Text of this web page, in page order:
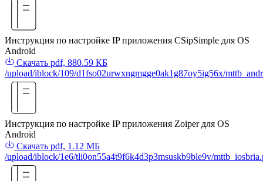
Инструкция по настройке IP приложения CSipSimple для OS
Android
Скачать pdf, 880.59 КБ
/upload/iblock/109/d1fso02urwxngmgge0ak1g87oy5ig56x/
Инструкция по настройке IP приложения Zoiper для OS
Android
Скачать pdf, 1.12 МБ
/upload/iblock/1e6/tli0on55a4t9f6k4d3p3msuskb9ble9v/